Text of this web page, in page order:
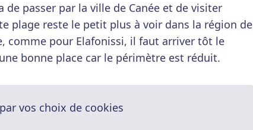
de passer par la ville de Canée et de visiter
plage reste le petit plus à voir dans la région de
comme pour Elafonissi, il faut arriver tôt le
bonne place car le périmètre est réduit.
vos choix de cookies